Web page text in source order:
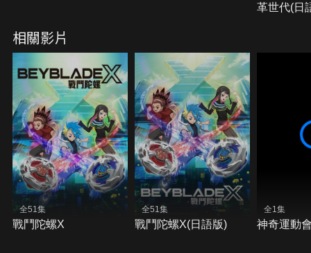
革世代(日
相關影片
全51集
戰鬥陀螺X
全51集
戰鬥陀螺X(日語版)
全1集
神奇運動